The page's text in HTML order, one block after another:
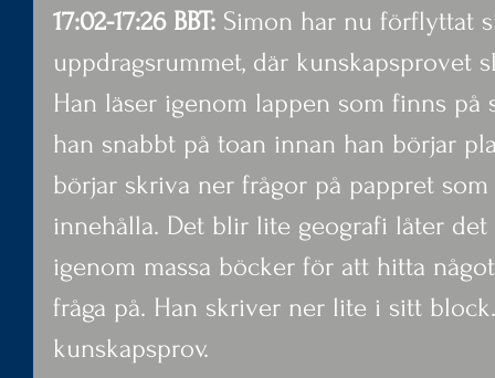
17:02-17:26 BBT: Simon har nu förflyttat
uppdragsrummet, där kunskapsprovet
Han läser igenom lappen som finns
han snabbt på toan innan han börjar
börjar skriva ner frågor på pappret
innehålla. Det blir lite geografi låter
igenom massa böcker för att hitta
fråga på. Han skriver ner lite i sitt
kunskapsprov.